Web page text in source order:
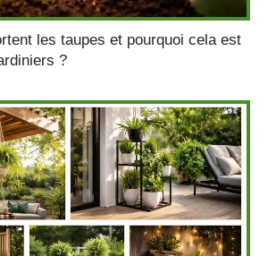
les taupes et pourquoi cela est
?